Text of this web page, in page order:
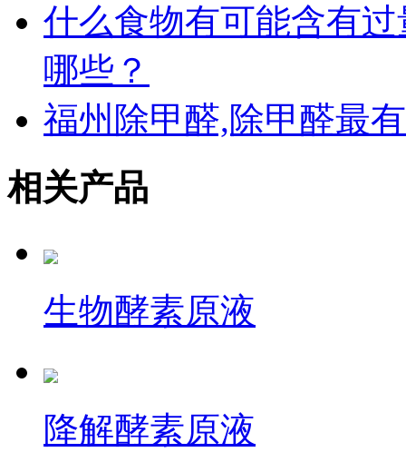
什么食物有可能含有
哪些？
福州除甲醛,除甲醛最
相关产品
生物酵素原液
降解酵素原液